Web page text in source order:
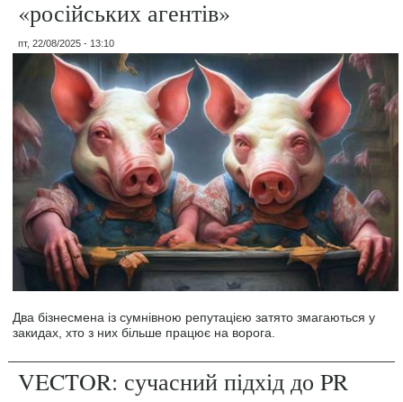
«російських агентів»
пт, 22/08/2025 - 13:10
Два бізнесмена із сумнівною репутацією затято змагаються у
закидах, хто з них більше працює на ворога.
VECTOR: сучасний підхід до PR